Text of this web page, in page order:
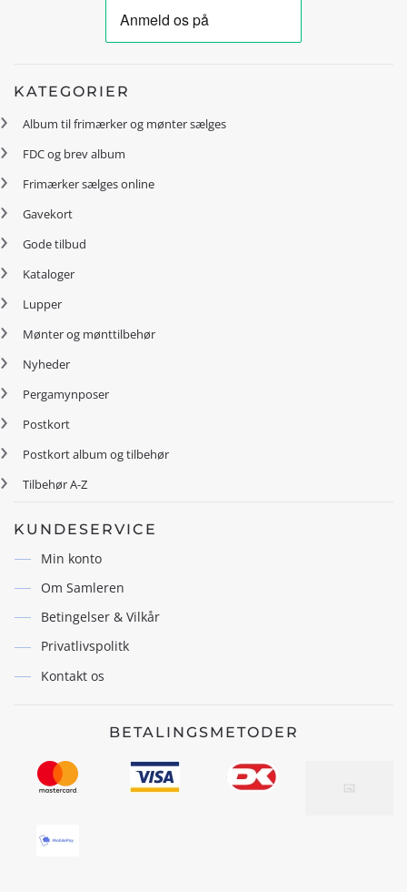
KATEGORIER
Album til frimærker og mønter sælges
FDC og brev album
Frimærker sælges online
Gavekort
Gode tilbud
Kataloger
Lupper
Mønter og mønttilbehør
Nyheder
Pergamynposer
Postkort
Postkort album og tilbehør
Tilbehør A-Z
KUNDESERVICE
Min konto
Om Samleren
Betingelser & Vilkår
Privatlivspolitk
Kontakt os
BETALINGSMETODER